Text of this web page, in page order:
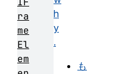
h
y
.
も
ra
me
El
em